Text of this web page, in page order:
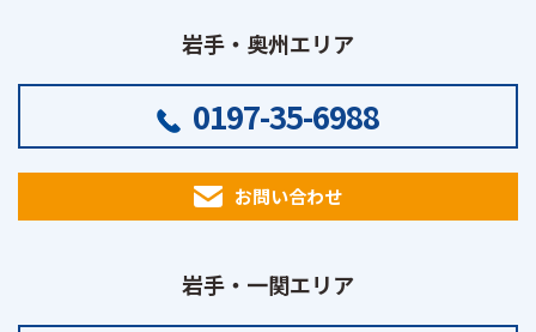
岩手・奥州エリア
0197-35-6988
お問い合わせ
岩手・一関エリア